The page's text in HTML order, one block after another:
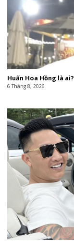
Huấn Hoa Hồng là ai?
6 Tháng 8, 2026